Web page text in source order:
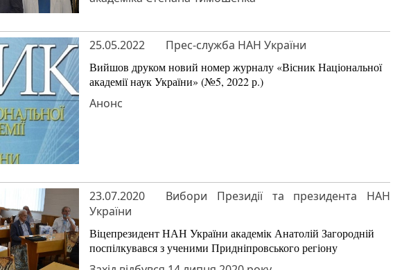
25.05.2022 Прес-служба НАН України
Вийшов друком новий номер журналу «Вісник Національної
академії наук України» (№5, 2022 р.)
Анонс
23.07.2020
Вибори Президії та президента НАН
України
Віцепрезидент НАН України академік Анатолій Загородній
поспілкувався з ученими Придніпровського регіону